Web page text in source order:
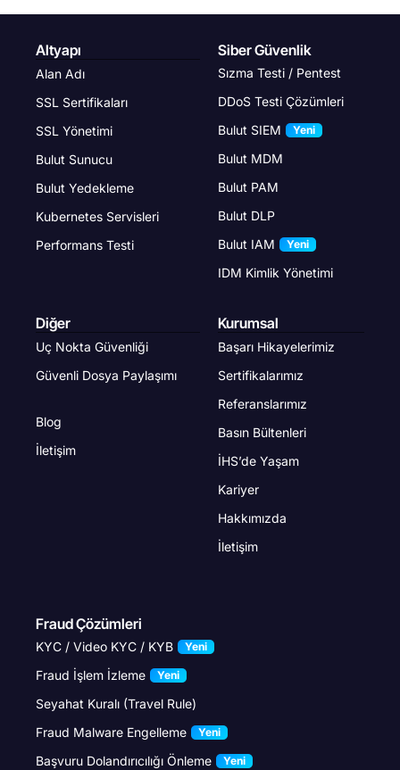
Altyapı
Alan Adı
SSL Sertifikaları
SSL Yönetimi
Bulut Sunucu
Bulut Yedekleme
Kubernetes Servisleri
Performans Testi
Siber Güvenlik
Sızma Testi / Pentest
DDoS Testi Çözümleri
Bulut SIEM
Yeni
Bulut MDM
Bulut PAM
Bulut DLP
Bulut IAM
Yeni
IDM Kimlik Yönetimi
Diğer
Uç Nokta Güvenliği
Güvenli Dosya Paylaşımı
Blog
İletişim
Kurumsal
Başarı Hikayelerimiz
Sertifikalarımız
Referanslarımız
Basın Bültenleri
İHS’de Yaşam
Kariyer
Hakkımızda
İletişim
Fraud Çözümleri
KYC / Video KYC / KYB Yeni
Fraud İşlem İzleme Yeni
Seyahat Kuralı (Travel Rule)
Fraud Malware Engelleme
Yeni
Başvuru Dolandırıcılığı Önleme Yeni